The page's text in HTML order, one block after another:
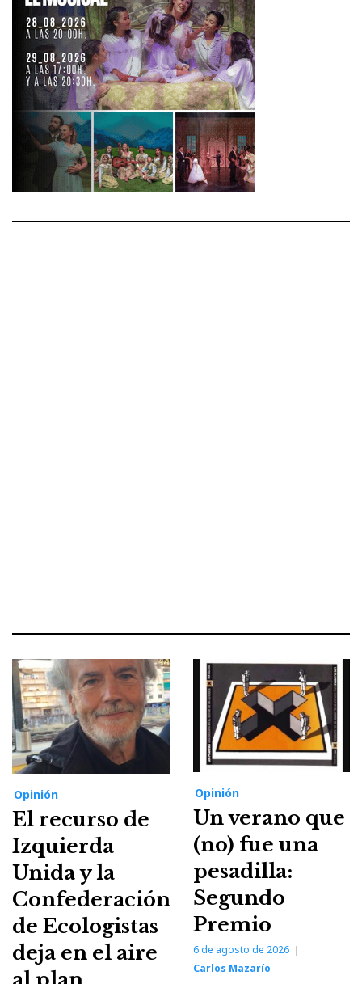
Opinión
El recurso de
Izquierda
Unida y la
Confederación
de Ecologistas
deja en el aire
al plan
Opinión
Un verano que
(no) fue una
pesadilla:
Segundo
Premio
6 de agosto de 2026
Carlos Mazarío